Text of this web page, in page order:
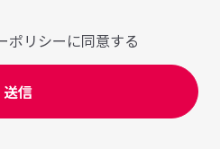
ポリシーに同意する